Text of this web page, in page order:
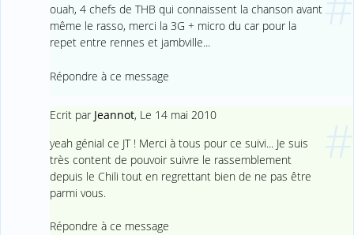
ouah, 4 chefs de THB qui connaissent la chanson avant
même le rasso, merci la 3G + micro du car pour la
repet entre rennes et jambville...
Répondre à ce message
Ecrit par Jeannot, Le 14 mai 2010
yeah génial ce JT ! Merci à tous pour ce suivi... Je suis
très content de pouvoir suivre le rassemblement
depuis le Chili tout en regrettant bien de ne pas être
parmi vous.
Répondre à ce message